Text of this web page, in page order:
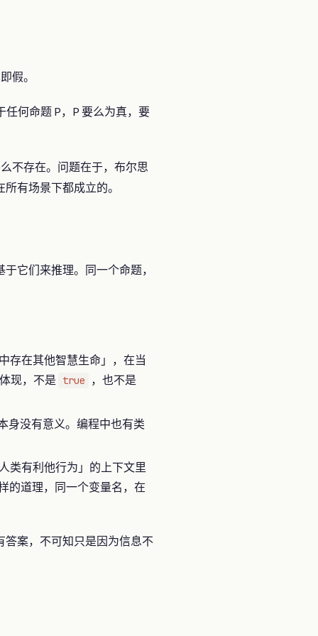
假。
何命题 P，P 要么为真，要
不存在。问题在于，布尔思
有场景下都成立的。
它们来推理。同一个命题，
存在其他智慧生命」，在当
现，不是 true ，也不是
身没有意义。编程中也有类
类有利他行为」的上下文里
的道理，同一个变量名，在
案，不可知只是因为信息不